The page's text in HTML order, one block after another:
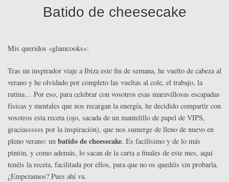
Batido de cheesecake
Mis queridos «glamcooks»:
Tras un inspirador viaje a Ibiza este fin de semana, he vuelto de cabeza al
verano y he olvidado por completo las vueltas al cole, el trabajo, la
rutina… Por eso, para celebrar con vosotros esas maravillosas escapadas
físicas y mentales que nos recargan la energía, he decidido compartir con
vosotros esta receta (ojo, sacada de un mantelillo de papel de VIPS,
graciassssss por la inspiración), que nos sumerge de lleno de nuevo en
pleno verano: un batido de cheesecake. Es facilísimo y de lo más
pintón, y como además, lo sacan de la carta a finales de este mes, aquí
tenéis la receta, facilitada por ellos, para que no os quedéis sin probarla.
¿Empezamos? Pues ahí va.